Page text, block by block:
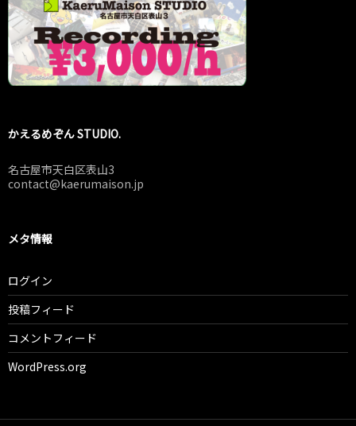
かえるめぞん STUDIO.
名古屋市天白区表山3
contact@kaerumaison.jp
メタ情報
ログイン
投稿フィード
コメントフィード
WordPress.org